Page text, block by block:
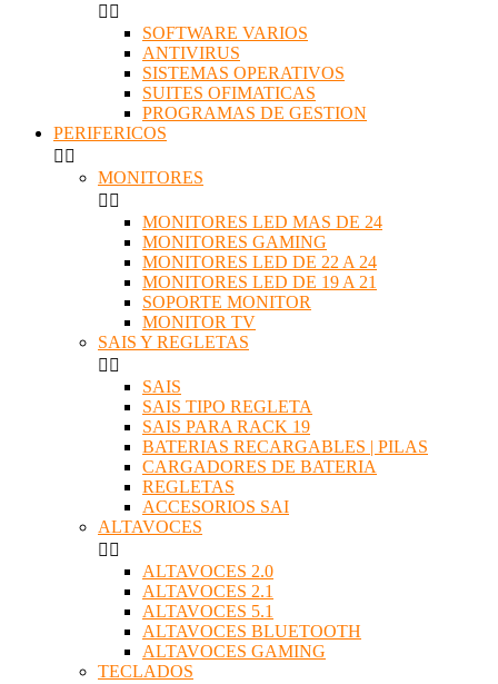
 
SOFTWARE VARIOS
ANTIVIRUS
SISTEMAS OPERATIVOS
SUITES OFIMATICAS
PROGRAMAS DE GESTION
PERIFERICOS
 
MONITORES
 
MONITORES LED MAS DE 24
MONITORES GAMING
MONITORES LED DE 22 A 24
MONITORES LED DE 19 A 21
SOPORTE MONITOR
MONITOR TV
SAIS Y REGLETAS
 
SAIS
SAIS TIPO REGLETA
SAIS PARA RACK 19
BATERIAS RECARGABLES | PILAS
CARGADORES DE BATERIA
REGLETAS
ACCESORIOS SAI
ALTAVOCES
 
ALTAVOCES 2.0
ALTAVOCES 2.1
ALTAVOCES 5.1
ALTAVOCES BLUETOOTH
ALTAVOCES GAMING
TECLADOS